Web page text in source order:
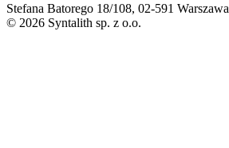
Stefana Batorego 18/108, 02-591 Warszawa
© 2026 Syntalith sp. z o.o.